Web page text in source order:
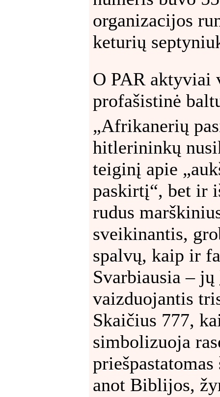
organizacijos
keturių
O PAR aktyviai
profašistinė
„Afrikanerių
hitlerininkų
teiginį apie
paskirtį“, bet ir
rudus
sveikinantis,
spalvų, kaip ir
Svarbiausia – jų
vaizduojantis
Skaičius 777,
simbolizuoja
anot Biblijos,